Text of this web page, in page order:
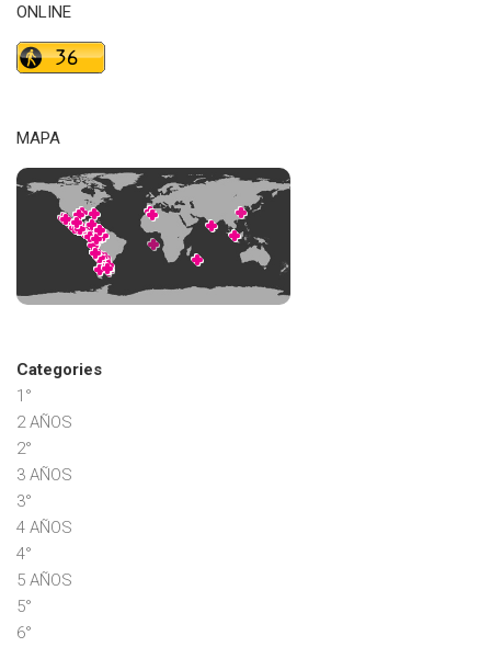
ONLINE
MAPA
Categories
1°
2 AÑOS
2°
3 AÑOS
3°
4 AÑOS
4°
5 AÑOS
5°
6°